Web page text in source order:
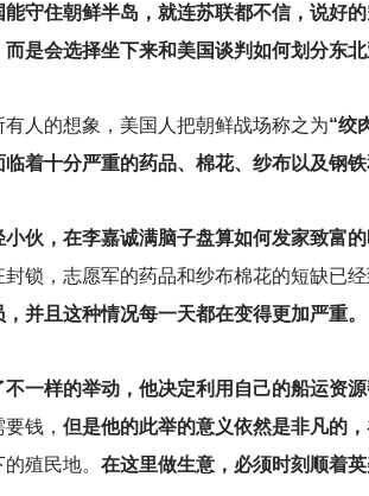
守住朝鲜半岛，就连苏联都不信，说好
是会选择坐下来和美国谈判如何划分东北
人的想象，美国人把朝鲜战场称之为“绞
临着十分严重的药品、棉花、纱布以及钢
伙，在李嘉诚满脑子盘算如何发家致富
锁，志愿军的药品和纱布棉花的短缺已经
并且这种情况每一天都在变得更加严重。
一样的举动，他决定利用自己的船运资
钱， 但是他的此举的意义依然是非凡的，
殖民地。 在这里做生意，必须时刻顺着